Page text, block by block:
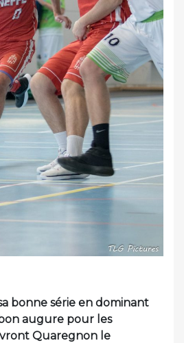
bonne série en dominant
augure pour les
Quaregnon le